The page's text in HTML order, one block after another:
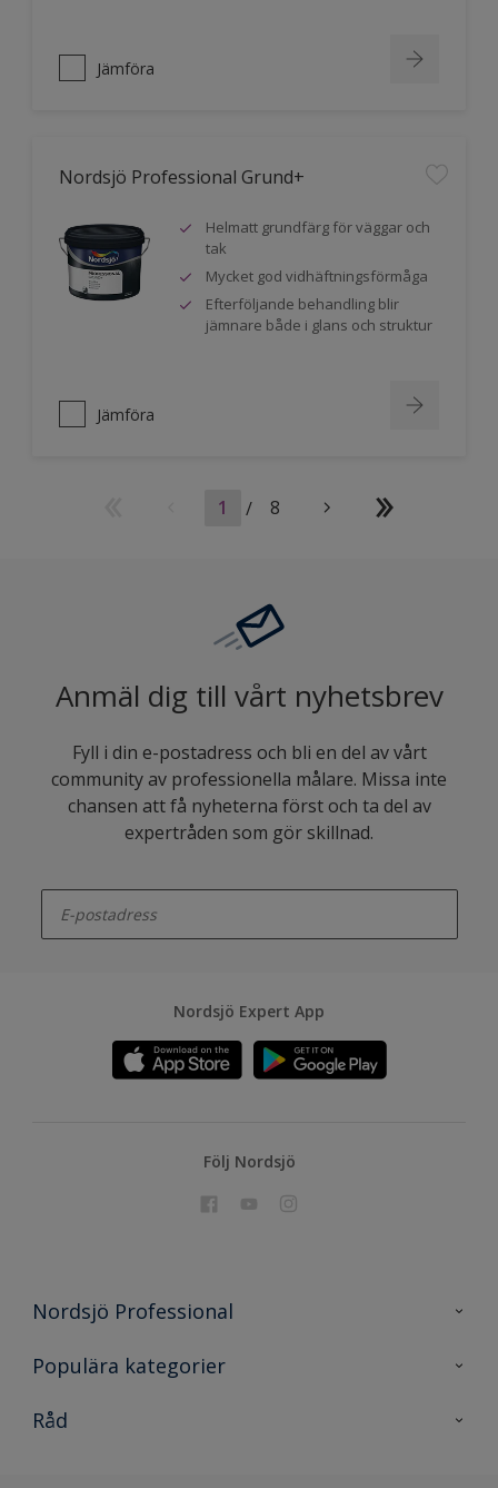
Jämföra
Nordsjö Professional Grund+
Helmatt grundfärg för väggar och
tak
Mycket god vidhäftningsförmåga
Efterföljande behandling blir
jämnare både i glans och struktur
Jämföra
1 / 8
Anmäl dig till vårt nyhetsbrev
Fyll i din e-postadress och bli en del av vårt
community av professionella målare. Missa inte
chansen att få nyheterna först och ta del av
expertråden som gör skillnad.
Nordsjö Expert App
Följ Nordsjö
Nordsjö Professional
Kontakta oss
Projekt
Populära kategorier
Nordsjö
Råd